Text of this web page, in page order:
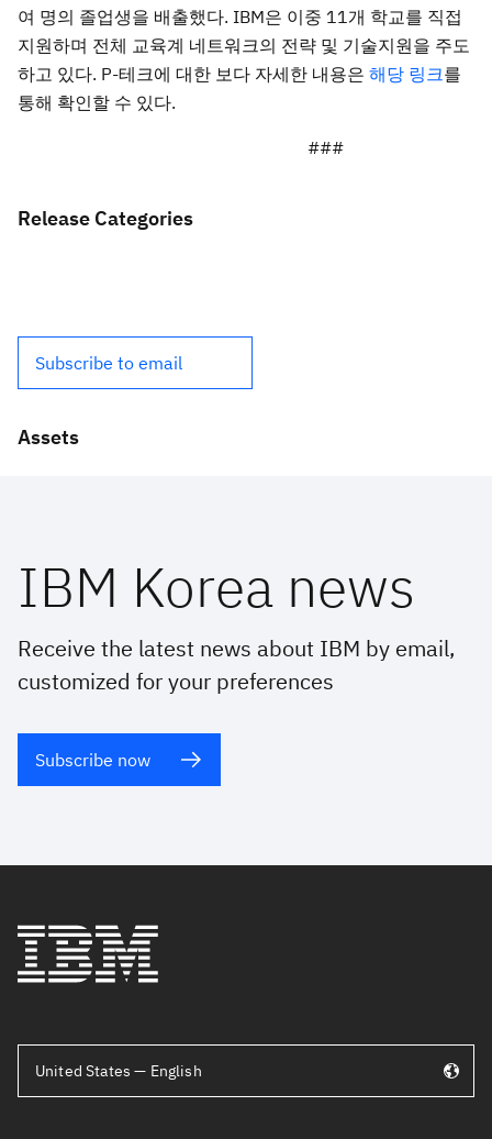
여 명의 졸업생을 배출했다. IBM은 이중 11개 학교를 직접
지원하며 전체 교육계 네트워크의 전략 및 기술지원을 주도
하고 있다. P-테크에 대한 보다 자세한 내용은 해당 링크를
통해 확인할 수 있다.
###
Release Categories
Subscribe to email
Assets
IBM Korea news
Receive the latest news about IBM by email,
customized for your preferences
Subscribe now
United States — English